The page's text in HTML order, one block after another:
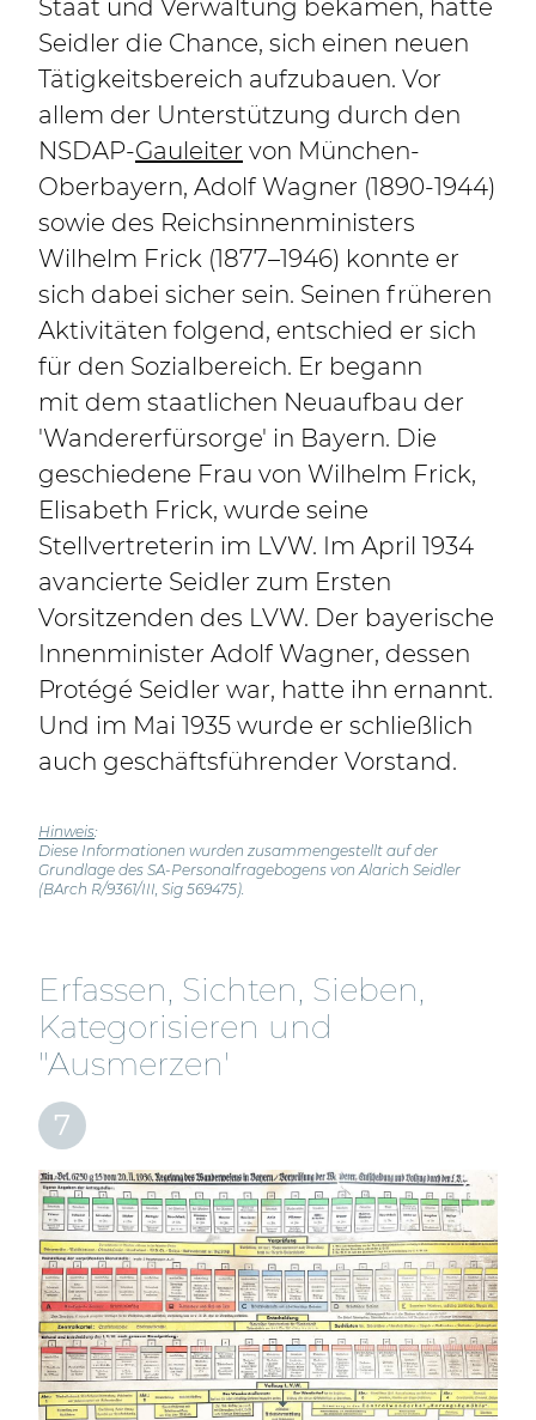
Staat und Verwaltung bekamen, hatte
Seidler die Chance, sich einen neuen
Tätigkeitsbereich aufzubauen. Vor
allem der Unterstützung durch den
NSDAP-Gauleiter von München-
Oberbayern, Adolf Wagner (1890-1944)
sowie des Reichsinnenministers
Wilhelm Frick (1877–1946) konnte er
sich dabei sicher sein. Seinen früheren
Aktivitäten folgend, entschied er sich
für den Sozialbereich. Er begann
mit dem staatlichen Neuaufbau der
'Wandererfürsorge' in Bayern. Die
geschiedene Frau von Wilhelm Frick,
Elisabeth Frick, wurde seine
Stellvertreterin im LVW. Im April 1934
avancierte Seidler zum Ersten
Vorsitzenden des LVW. Der bayerische
Innenminister Adolf Wagner, dessen
Protégé Seidler war, hatte ihn ernannt.
Und im Mai 1935 wurde er schließlich
auch geschäftsführender Vorstand.
Hinweis:
Diese Informationen wurden zusammengestellt auf der
Grundlage des SA-Personalfragebogens von Alarich Seidler
(BArch R/9361/III, Sig 569475).
Erfassen, Sichten, Sieben,
Kategorisieren und
"Ausmerzen'
7